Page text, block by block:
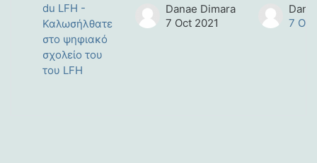
du LFH -
Καλωσήλθατε
στο ψηφιακό
σχολείο του
του LFH
Danae Dimara
7 Oct 2021
7